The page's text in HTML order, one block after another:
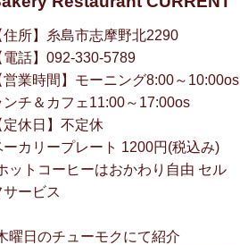
住所】糸島市志摩野北2290
電話】092-330-5789
営業時間】モーニング8:00～10:00os
ンチ＆カフェ11:00～17:00os
定休日】不定休
ーカリープレート 1200円(税込み)
ットコーヒーはおかわり自由 セル
サービス
曜日のチューモクにて紹介